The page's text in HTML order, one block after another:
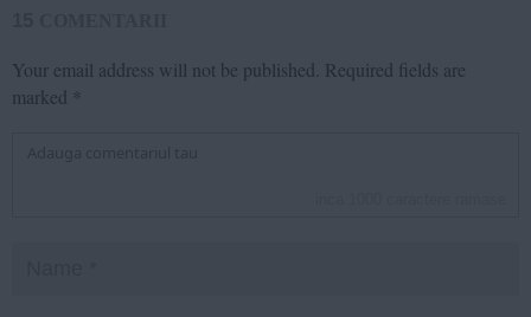
Your email address will not be published. Required fields are
marked *